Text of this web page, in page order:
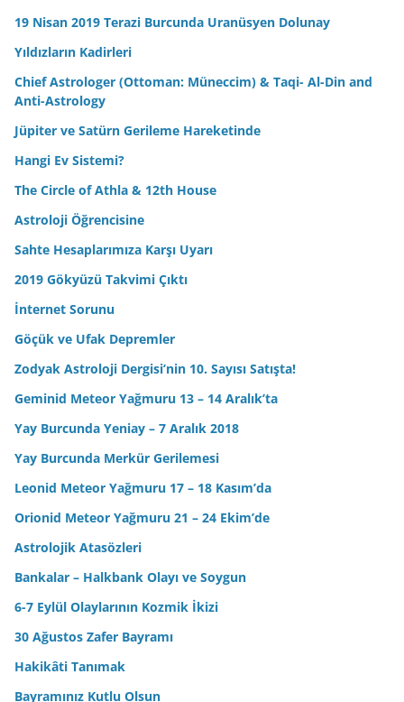
19 Nisan 2019 Terazi Burcunda Uranüsyen Dolunay
Yıldızların Kadirleri
Chief Astrologer (Ottoman: Müneccim) & Taqi- Al-Din and
Anti-Astrology
Jüpiter ve Satürn Gerileme Hareketinde
Hangi Ev Sistemi?
The Circle of Athla & 12th House
Astroloji Öğrencisine
Sahte Hesaplarımıza Karşı Uyarı
2019 Gökyüzü Takvimi Çıktı
İnternet Sorunu
Göçük ve Ufak Depremler
Zodyak Astroloji Dergisi’nin 10. Sayısı Satışta!
Geminid Meteor Yağmuru 13 – 14 Aralık’ta
Yay Burcunda Yeniay – 7 Aralık 2018
Yay Burcunda Merkür Gerilemesi
Leonid Meteor Yağmuru 17 – 18 Kasım’da
Orionid Meteor Yağmuru 21 – 24 Ekim’de
Astrolojik Atasözleri
Bankalar – Halkbank Olayı ve Soygun
6-7 Eylül Olaylarının Kozmik İkizi
30 Ağustos Zafer Bayramı
Hakikâti Tanımak
Bayramınız Kutlu Olsun